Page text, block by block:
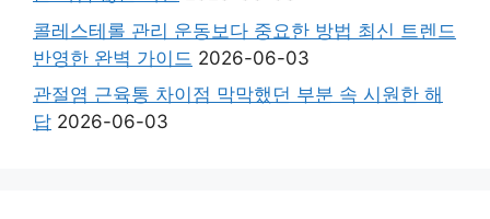
콜레스테롤 관리 운동보다 중요한 방법 최신 트렌드
반영한 완벽 가이드 2026-06-03
관절염 근육통 차이점 막막했던 부분 속 시원한 해
답 2026-06-03